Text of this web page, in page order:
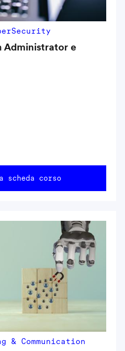
Administrator e
scheda corso
Communication